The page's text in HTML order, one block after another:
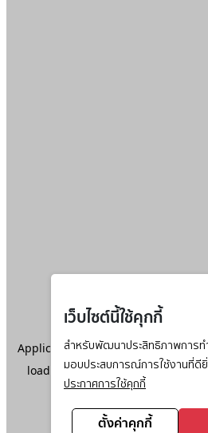
เว็บไซต์นี้ใช้คุกกี้
สำหรับพัฒนาประสิทธิภาพการท
มอบประสบการณ์การใช้งานที่ดี
ประกาศการใช้คุกกี้
ตั้งค่าคุกกี้
Application error: aclient-side
loadingwww.ktc.co.th(see the
information).